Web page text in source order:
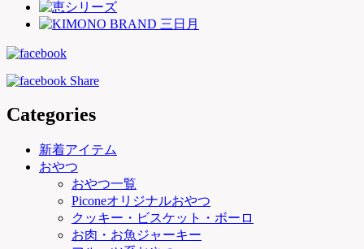
Categories
新着アイテム
おやつ
おやつ一覧
Piconeオリジナルおやつ
クッキー・ビスケット・ボーロ
お肉・お魚ジャーキー